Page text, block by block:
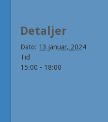
Detaljer
Dato: 13 januar, 2024
Tid
15:00 - 18:00